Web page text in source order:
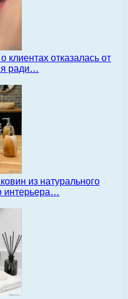
клиентах отказалась от
ради…
из натурального
интерьера…